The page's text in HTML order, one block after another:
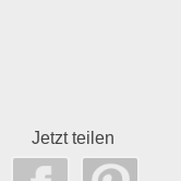
Jetzt teilen